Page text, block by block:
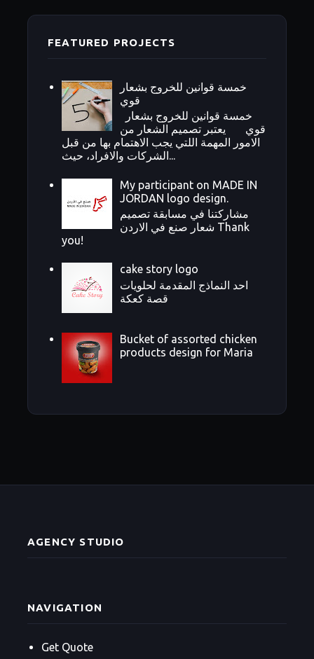
FEATURED PROJECTS
خمسة قوانين للخروج بشعار
قوي
قوي يعتبر تصميم الشعار من
الامور المهمة اللتي يجب الاهتمام بها من قبل
الشركات والافراد، حيث...
My participant on MADE IN
JORDAN logo design.
مشاركتنا في مسابقة تصميم
شعار صنع في الاردن Thank
you!
cake story logo
احد النماذج المقدمة لحلويات
قصة كعكة
Bucket of assorted chicken
products design for Maria
AGENCY STUDIO
NAVIGATION
Get Quote